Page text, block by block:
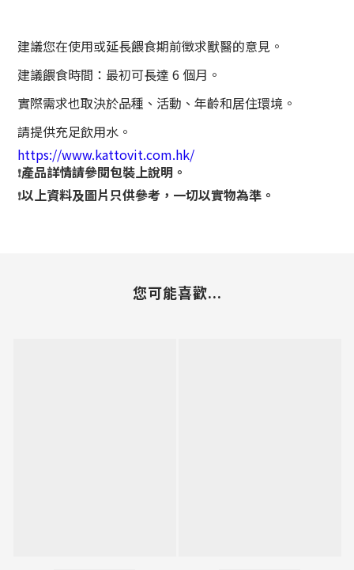
建議您在使用或延長餵食期前徵求獸醫的意見。
建議餵食時間：最初可長達 6 個月。
實際需求也取決於品種、活動、年齡和居住環境。
請提供充足飲用水。
https://www.kattovit.com.hk/
❗產品詳情請參閱包裝上說明。
❗以上資料及圖片只供參考，一切以實物為準。
您可能喜歡...